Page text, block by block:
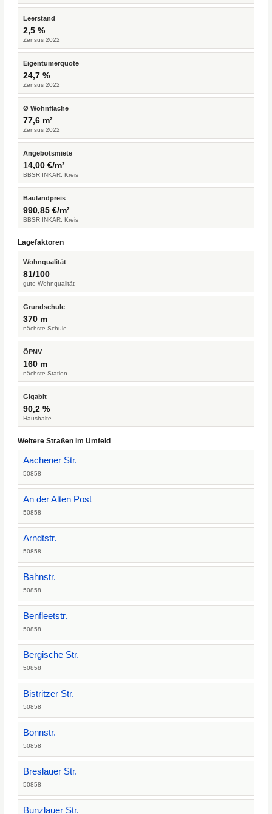
Leerstand
2,5 %
Zensus 2022
Eigentümerquote
24,7 %
Zensus 2022
Ø Wohnfläche
77,6 m²
Zensus 2022
Angebotsmiete
14,00 €/m²
BBSR INKAR, Kreis
Baulandpreis
990,85 €/m²
BBSR INKAR, Kreis
Lagefaktoren
Wohnqualität
81/100
gute Wohnqualität
Grundschule
370 m
nächste Schule
ÖPNV
160 m
nächste Station
Gigabit
90,2 %
Haushalte
Weitere Straßen im Umfeld
Aachener Str.
50858
An der Alten Post
50858
Arndtstr.
50858
Bahnstr.
50858
Benfleetstr.
50858
Bergische Str.
50858
Bistritzer Str.
50858
Bonnstr.
50858
Breslauer Str.
50858
Bunzlauer Str.